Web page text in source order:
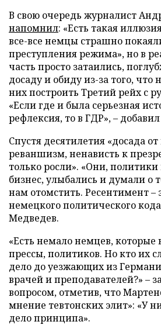
В свою очередь журналист
напомнил: «Есть такая
все-все немцы страшно
преступления режима», но в
часть просто затаились,
досаду и обиду из-за того, что
них построить Третий рейх с
«Если где и была серьезная
рефлексия, то в ГДР», –
Спустя десятилетия «досада
реваншизм, ненависть к
только росли». «Они,
бизнес, улыбались и думали о
нам отомстить. Ресентимент –
немецкого политического
Медведев.
«Есть немало немцев, которые
прессы, политиков. Но кто их
дело до уезжающих из
врачей и преподавателей?» –
вопросом, отметив, что
мнение тевтонских элит»: «У
дело принципа».